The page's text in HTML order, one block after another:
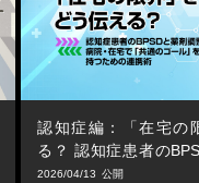
認知症編：「在宅の
る？ 認知症患者の
院・在宅で「共通のゴ
2026/04/13